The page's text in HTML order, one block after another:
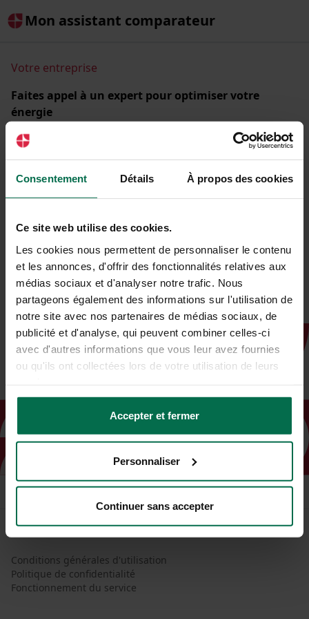
Consentement Détails À propos des cookies
Ce site web utilise des cookies.
Les cookies nous permettent de personnaliser le contenu
et les annonces, d'offrir des fonctionnalités relatives aux
médias sociaux et d'analyser notre trafic. Nous
partageons également des informations sur l'utilisation de
notre site avec nos partenaires de médias sociaux, de
publicité et d'analyse, qui peuvent combiner celles-ci
avec d'autres informations que vous leur avez fournies
ou qu'ils ont collectées lors de votre utilisation de leurs
Accepter et fermer
Personnaliser
Continuer sans accepter
Mon assistant comparateur
Votre entreprise
Faites appel à un expert pour optimiser votre
énergie
Comparez les offres d'énergie de + de 30 fournisseurs
partenaires et réduisez la facture de votre entreprise.
Raison sociale ou SIREN
C'est parti !
Conditions générales d'utilisation
Politique de confidentialité
Fonctionnement du service